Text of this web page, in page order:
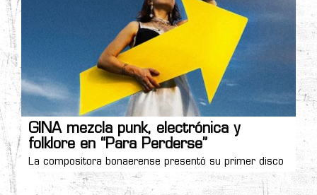
GINA mezcla punk, electrónica y
folklore en “Para Perderse”
La compositora bonaerense presentó su primer disco